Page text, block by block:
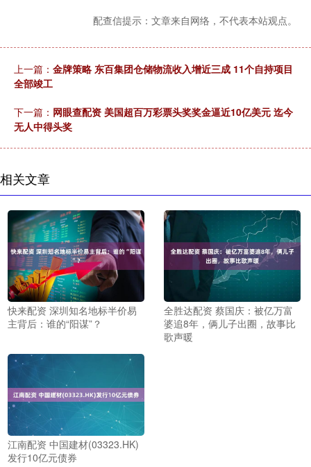
配查信提示：文章来自网络，不代表本站观点。
上一篇： 金牌策略 东百集团仓储物流收入增近三成 11个自持项目
全部竣工
下一篇： 网眼查配资 美国超百万彩票头奖奖金逼近10亿美元 迄今
无人中得头奖
相关文章
快来配资 深圳知名地标半价易
主背后：谁的“阳谋”？
全胜达配资 蔡国庆：被亿万富
婆追8年，俩儿子出圈，故事比
歌声暖
江南配资 中国建材(03323.HK)
发行10亿元债券